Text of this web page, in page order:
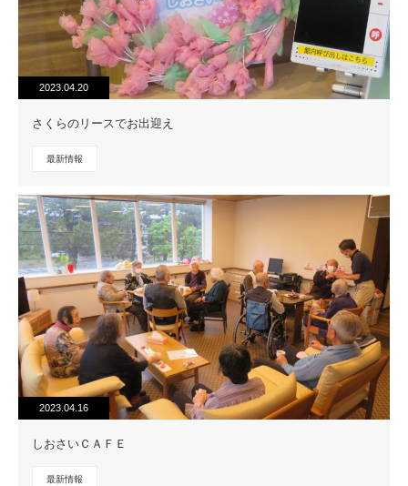
2023.04.20
さくらのリースでお出迎え
最新情報
2023.04.16
しおさいＣＡＦＥ
最新情報